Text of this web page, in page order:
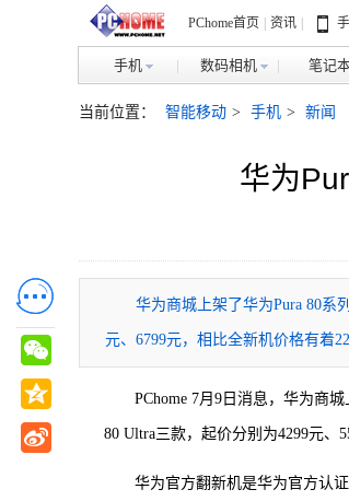
PChome首页 资讯
手机 数码相机 笔记
当前位置： 智能移动 > 手机 > 新闻
华为
华为商城上架了华为Pura 80系
元、6799元，相比全新机价格有着
PChome 7月9日消息，华为商
80 Ultra三款，起价分别为4299元、
华为官方翻新机是华为官方认